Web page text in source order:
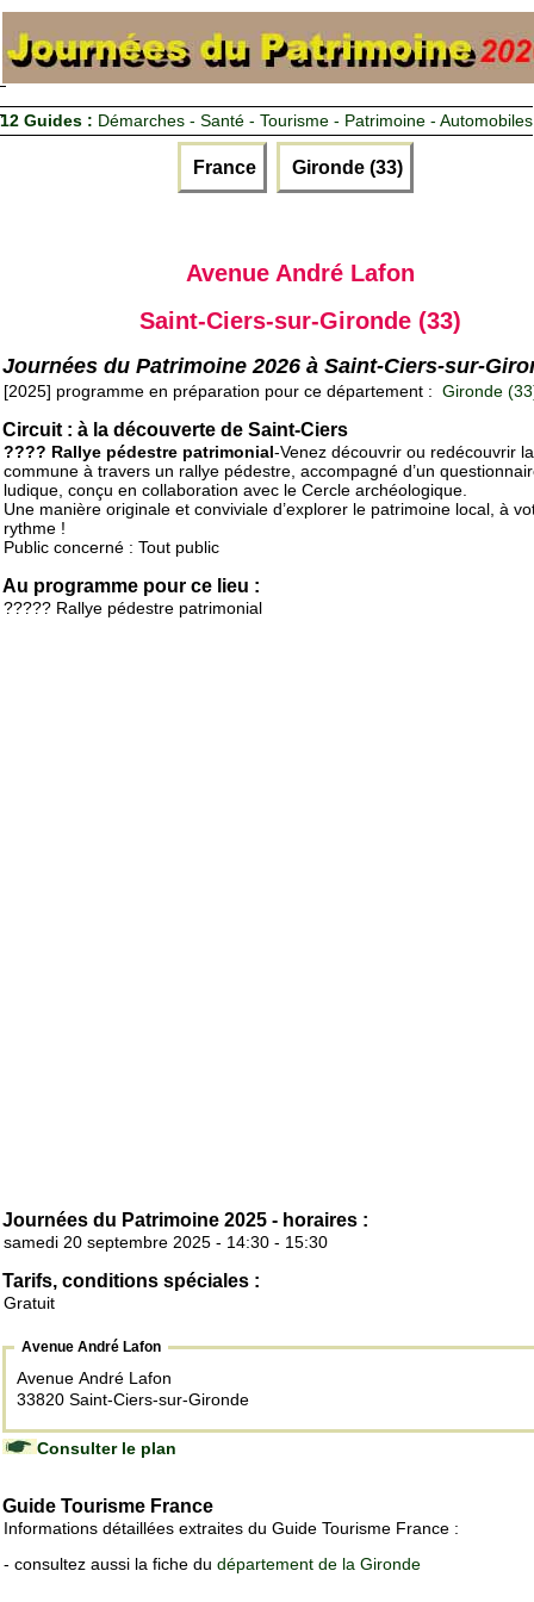
12 Guides : Démarches - Santé - Tourisme - Patrimoine - Automobiles
France Gironde (33)
Avenue André Lafon
Saint-Ciers-sur-Gironde (33)
Journées du Patrimoine 2026 à Saint-Ciers-sur-
[2025] programme en préparation pour ce département : Gironde
Circuit : à la découverte de Saint-Ciers
???? Rallye pédestre patrimonial-Venez découvrir ou redécouvrir la
commune à travers un rallye pédestre, accompagné d’un
ludique, conçu en collaboration avec le Cercle archéologique.
Une manière originale et conviviale d’explorer le patrimoine local, à
rythme !
Public concerné : Tout public
Au programme pour ce lieu :
????? Rallye pédestre patrimonial
Journées du Patrimoine 2025 - horaires :
samedi 20 septembre 2025 - 14:30 - 15:30
Tarifs, conditions spéciales :
Gratuit
Avenue André Lafon
Avenue André Lafon
33820 Saint-Ciers-sur-Gironde
Consulter le plan
Guide Tourisme France
Informations détaillées extraites du Guide Tourisme France :
- consultez aussi la fiche du département de la Gironde